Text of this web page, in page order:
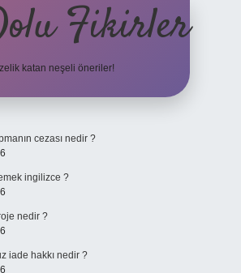
Fikirler
katan neşeli öneriler!
cezası nedir ?
ingilizce ?
nedir ?
iade hakkı nedir ?